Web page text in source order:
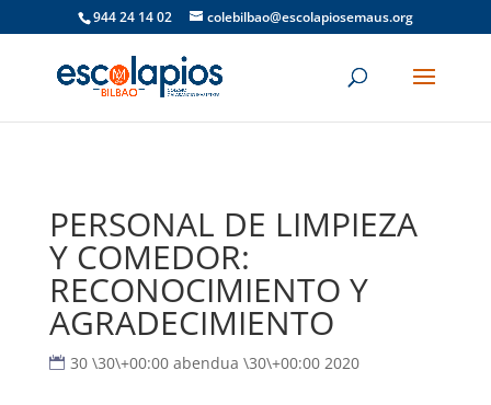
944 24 14 02 colebilbao@escolapiosemaus.org
PERSONAL DE LIMPIEZA
Y COMEDOR:
RECONOCIMIENTO Y
AGRADECIMIENTO
30 \30\+00:00 abendua \30\+00:00 2020